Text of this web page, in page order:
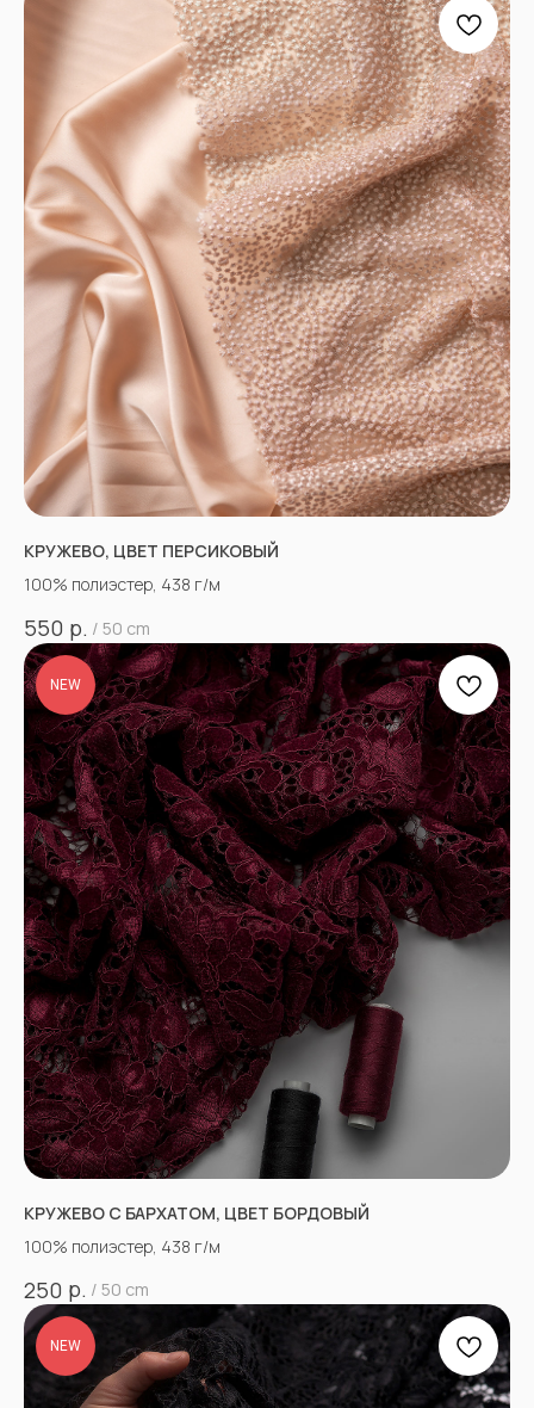
КРУЖЕВО, ЦВЕТ ПЕРСИКОВЫЙ
100% полиэстер, 438 г/м
550 р. / 50 cm
NEW
КРУЖЕВО С БАРХАТОМ, ЦВЕТ БОРДОВЫЙ
100% полиэстер, 438 г/м
250 р. / 50 cm
NEW